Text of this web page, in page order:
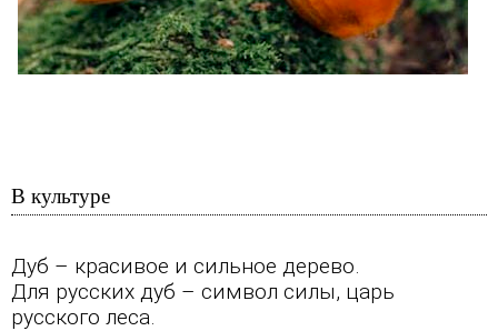
В культуре
Дуб – красивое и сильное дерево.
Для русских дуб – символ силы, царь
русского леса.